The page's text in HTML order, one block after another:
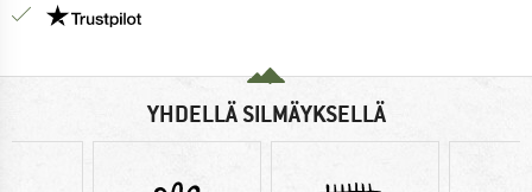
Meillä on Trustpilot -sertifiointi - lue lisää tästä!
YHDELLÄ SILMÄYKSELLÄ